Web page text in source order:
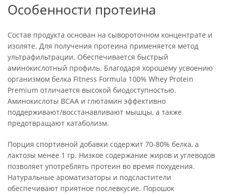
Особенности протеина
Состав продукта основан на сывороточном концентрате и
изоляте. Для получения протеина применяется метод
ультрафильтрации. Обеспечивается быстрый
аминокислотный профиль. Благодаря хорошему усвоению
организмом белка Fitness Formula 100% Whey Protein
Premium отличается высокой биодоступностью.
Аминокислоты BCAA и глютамин эффективно
поддерживают/восстанавливают мышцы, а также
предотвращают катаболизм.
Порция спортивной добавки содержит 70-80% белка, а
лактозы менее 1 гр. Низкое содержание жиров и углеводов
позволяет употреблять протеин во время похудения.
Натуральные ароматизаторы и подсластители
обеспечивают приятное послевкусие. Порошок